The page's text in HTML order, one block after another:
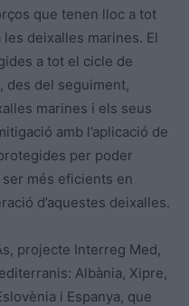
que tenen lloc a tot
deixalles marines. El
a tot el cicle de
des del seguiment,
marines i els seus
amb l’aplicació de
per poder
més eficients en
d’aquestes deixalles.
projecte Interreg Med,
Albània, Xipre,
i Espanya, que